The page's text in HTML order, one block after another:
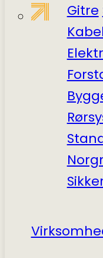
Gitre